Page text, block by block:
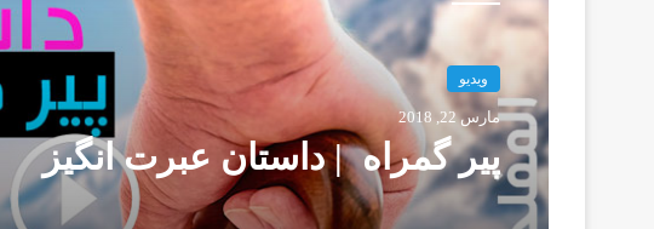
ویدیو
مارس 22, 2018
پیر گمراه | داستان عبرت انگیز
ویدیو
ژانویه 8, 2020